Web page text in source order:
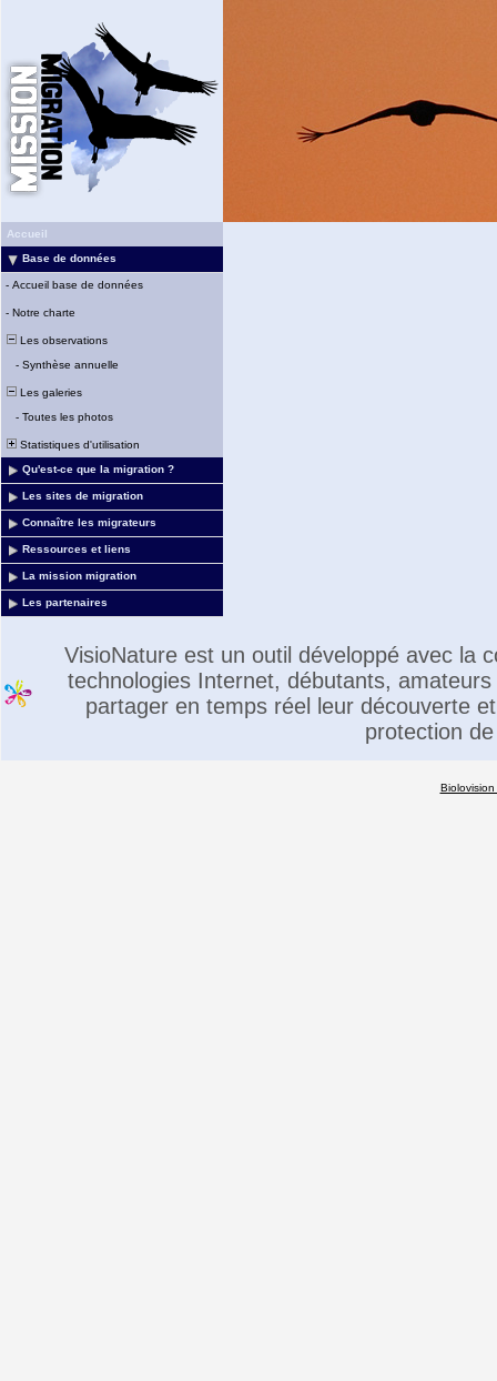
Accueil
Base de données
- Accueil base de données
- Notre charte
Les observations
- Synthèse annuelle
Les galeries
- Toutes les photos
Statistiques d'utilisation
Qu'est-ce que la migration ?
Les sites de migration
Connaître les migrateurs
Ressources et liens
La mission migration
Les partenaires
VisioNature est un outil développé avec la
technologies Internet, débutants,
partager en temps réel leur découverte
protection
Biolovision